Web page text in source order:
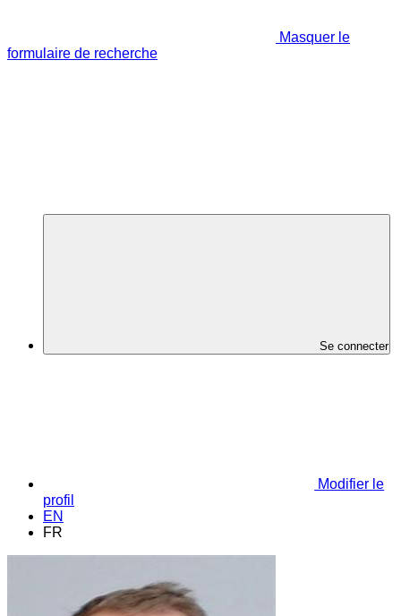
Masquer le
formulaire de recherche
Se connecter
Modifier le
profil
EN
FR